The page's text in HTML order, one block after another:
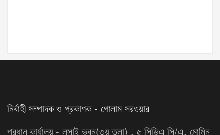
নির্বাহী সম্পাদক ও প্রকাশক - গোলাম সরওয়ার
প্রধান কার্যালয় - লুসাই ভবন(৩য় তলা) , ৫ সিডিএ সি/এ, মোমিন